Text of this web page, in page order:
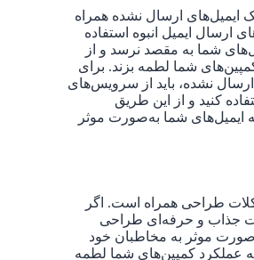
ایمیل‌های ارسال نشده همراه
ارسال ایمیل انبوه استفاده
شما به مقصد نرسد و از
شما لطمه بزند. برای
نشده، باید از سرویس‌های
کنید و از این طریق
ایمیل‌های شما به‌صورت موثر
طراحی همراه است. اگر
جذاب و حرفه‌ای طراحی
موثر به مخاطبان خود
عملکرد کمپین‌های شما لطمه